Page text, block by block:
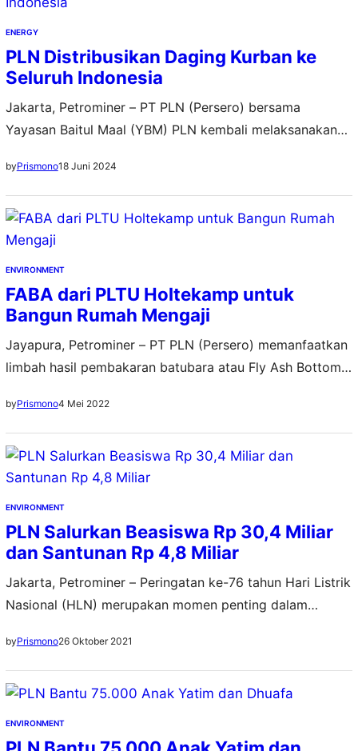
ENERGY
PLN Distribusikan Daging Kurban ke
Seluruh Indonesia
Jakarta, Petrominer – PT PLN (Persero) bersama
Yayasan Baitul Maal (YBM) PLN kembali melaksanakan
rangka Hari Raya Idul Adha 1445 H. Sebanyak 2.458
hewan kurban yang terdiri dari 1.243 ekor sapi, 1.202
ekor kambing, dan 13 ekor kerbau dibagikan bagi
masyarakat tidak mampu tersebar di seluruh Indonesia.
Direktur…
byPrismono18 Juni 2024
ENVIRONMENT
FABA dari PLTU Holtekamp untuk
Bangun Rumah Mengaji
Jayapura, Petrominer – PT PLN (Persero) memanfaatkan
limbah hasil pembakaran batubara atau Fly Ash Bottom
membangun rumah mengaji dan marbot Ar-Razaq di
Kampung Selayar, Kota Jayapura, Papua. Pembangunan
fasilitas sosial tersebut menghabiskan FABA sebanyak
28 ton dari PLTU Holtekamp. Bantuan tersebut diberikan
melalui Yayasan Baitul Maal (YBM)…
byPrismono4 Mei 2022
ENVIRONMENT
PLN Salurkan Beasiswa Rp 30,4 Miliar
dan Santunan Rp 4,8 Miliar
Jakarta, Petrominer – Peringatan ke-76 tahun Hari Listrik
Nasional (HLN) merupakan momen penting dalam
peringatan HLN tahun ini, PLN yang telah 7 dekade lebih
menerangi negeri, turut membangun solidaritas sosial
dan spiritual bersama kaum duafa. Bertemakan “Menebar
Terang, Memupuk Generasi Tangguh Masa Depan”, PLN
menggelar kegiatan pembagian beasiswa dan…
byPrismono26 Oktober 2021
ENVIRONMENT